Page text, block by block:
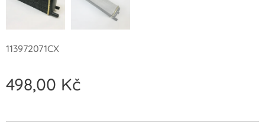
113972071CX
498,00 Kč